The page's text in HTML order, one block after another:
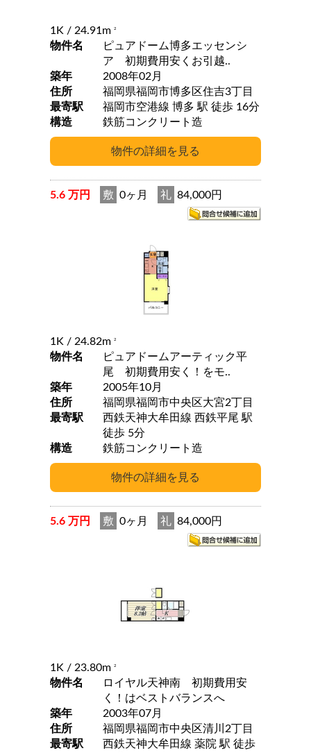
1K / 24.91m 2
物件名
ピュアドーム博多エッセンシ
ア 初期費用安くお引越..
築年
2008年02月
住所
福岡県福岡市博多区住吉3丁目
最寄駅
福岡市空港線 博多 駅 徒歩 16分
構造
鉄筋コンクリート造
5.6 万円 敷 0ヶ月 礼 84,000円
1K / 24.82m 2
物件名
ピュアドームアーティック平
尾 初期費用安く！をモ..
築年
2005年10月
住所
福岡県福岡市中央区大宮2丁目
最寄駅
西鉄天神大牟田線 西鉄平尾 駅
徒歩 5分
構造
鉄筋コンクリート造
5.6 万円 敷 0ヶ月 礼 84,000円
1K / 23.80m 2
物件名
ロイヤル天神南 初期費用安
く！はベストバランスへ
築年
2003年07月
住所
福岡県福岡市中央区清川2丁目
最寄駅
西鉄天神大牟田線 薬院 駅 徒歩